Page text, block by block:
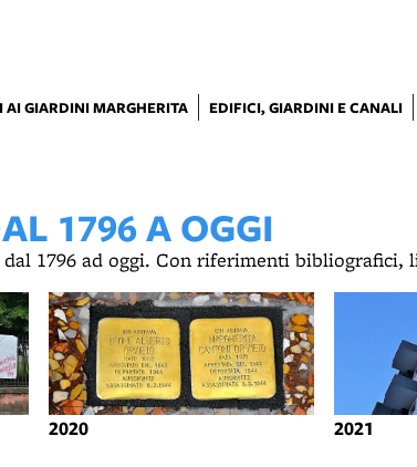
AI GIARDINI MARGHERITA EDIFICI, GIARDINI E CANALI
1796 A OGGI
1796 ad oggi. Con riferimenti bibliografici,
2020 2021